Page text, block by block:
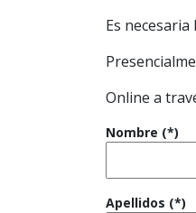
Es
Online a
Nombre (*)
Apellidos (*)